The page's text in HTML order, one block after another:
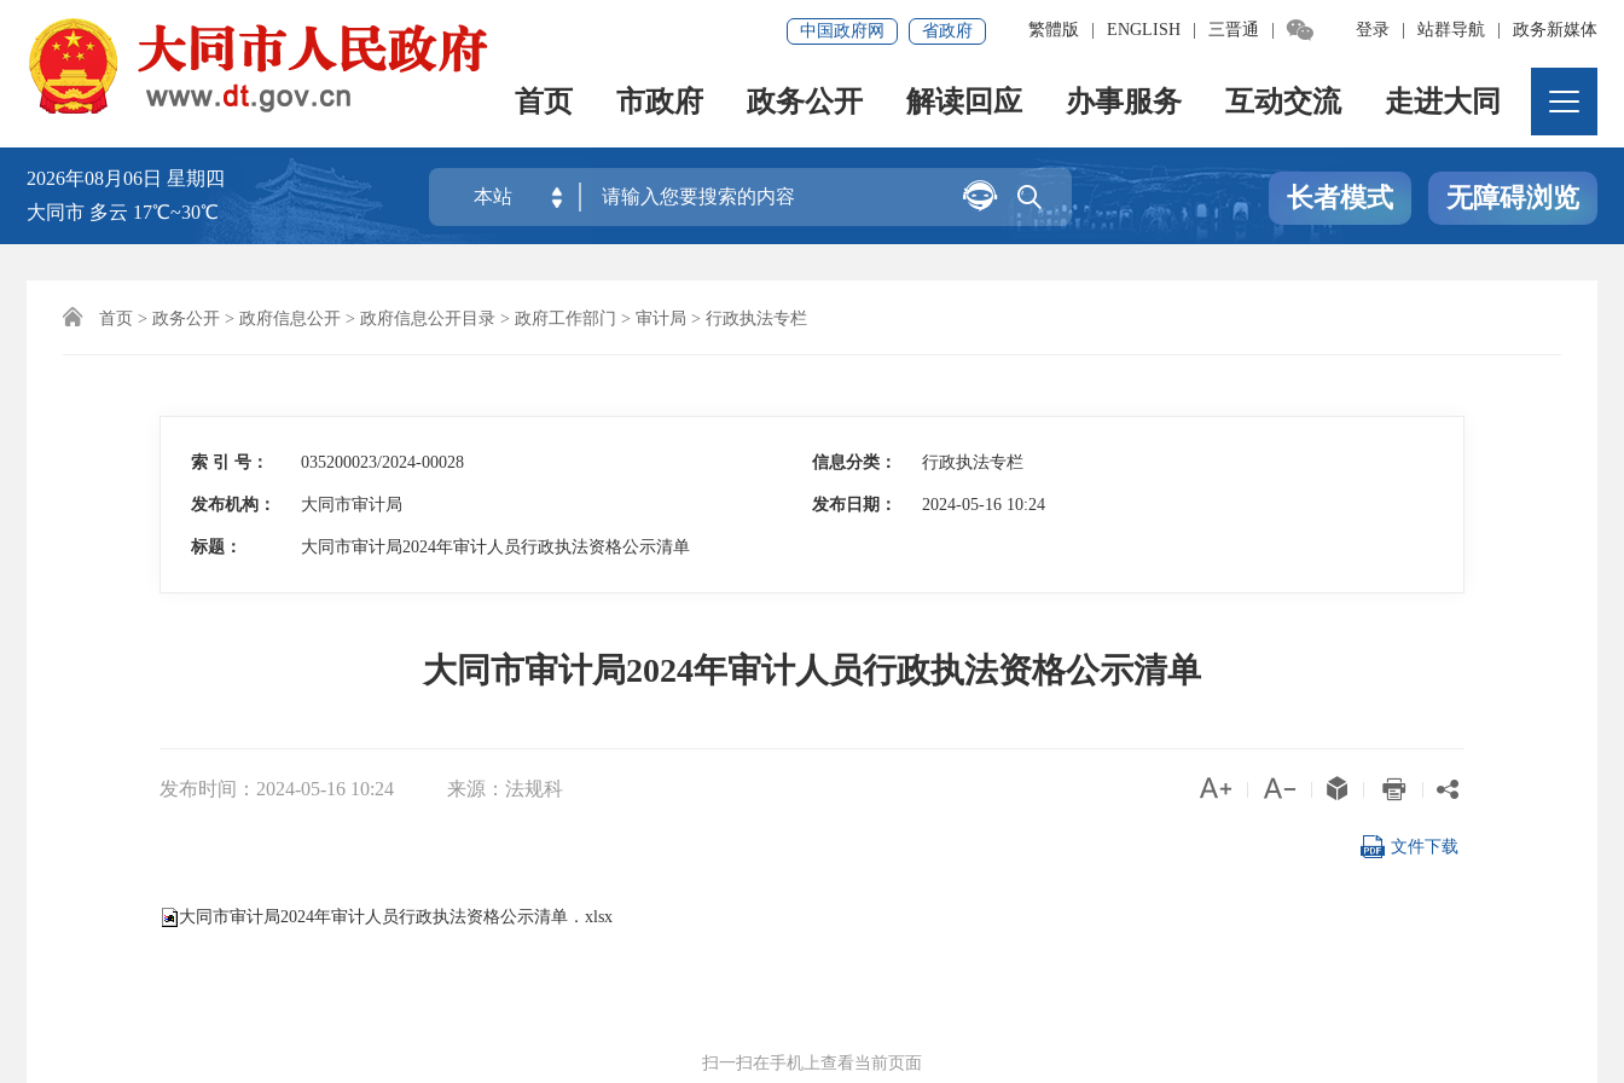
登录 站群导航 政务新媒体
繁體版 ENGLISH 三晋通 
中国政府网 省政府
首页 市政府 政务公开 解读回应 办事服务 互动交流 走进大同
2026年08月06日 星期四
大同市 多云 17℃~30℃
本站 
 长者模式 无障碍浏览
 首页 > 政务公开 > 政府信息公开 > 政府信息公开目录 > 政府工作部门 > 审计局 > 行政执法专栏
索 引 号： 035200023/2024-00028 信息分类： 行政执法专栏
发布机构： 大同市审计局 发布日期： 2024-05-16 10:24
标题： 大同市审计局2024年审计人员行政执法资格公示清单
大同市审计局2024年审计人员行政执法资格公示清单
发布时间： 2024-05-16 10:24 来源： 法规科     
 文件下载
大同市审计局2024年审计人员行政执法资格公示清单．xlsx
扫一扫在手机上查看当前页面